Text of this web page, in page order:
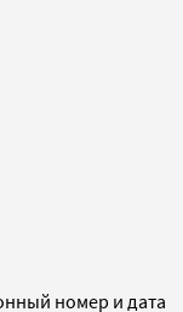
номер и дата